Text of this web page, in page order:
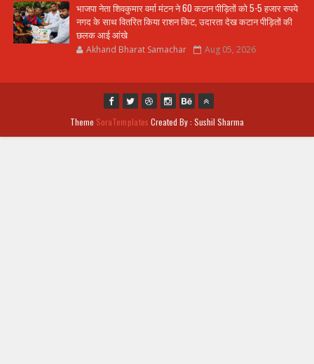
भाजपा नेता शिवकुमार वर्मा मंटन ने 60 कटान पीड़ितों को 5-5 हजार रुपये
नगद के साथ वितरित किया राशन किट, उदारता देख कटान पीड़ितों की
छलक आई आंखे
Akhand Bharat Samachar Aug 05, 2026
Theme SoraTemplates Created By : Sushil Sharma